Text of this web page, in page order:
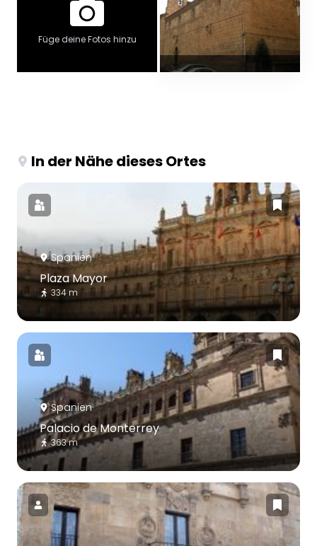
Füge deine Fotos hinzu
In der Nähe dieses Ortes
Spanien
Plaza Mayor
334 m
Spanien
Palacio de Monterrey
363 m